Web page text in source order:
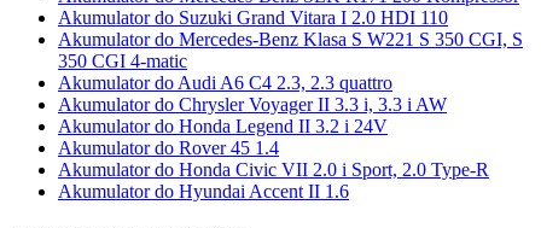
Akumulator do Suzuki Grand Vitara I 2.0 HDI 110
Akumulator do Mercedes-Benz Klasa S W221 S 350 CGI, S
350 CGI 4-matic
Akumulator do Audi A6 C4 2.3, 2.3 quattro
Akumulator do Chrysler Voyager II 3.3 i, 3.3 i AW
Akumulator do Honda Legend II 3.2 i 24V
Akumulator do Rover 45 1.4
Akumulator do Honda Civic VII 2.0 i Sport, 2.0 Type-R
Akumulator do Hyundai Accent II 1.6